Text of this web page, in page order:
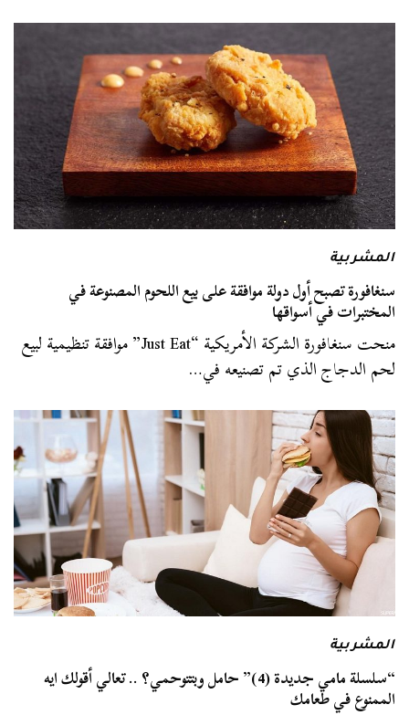
المشربية
سنغافورة تصبح أول دولة موافقة على بيع اللحوم المصنوعة في
المختبرات في أسواقها
منحت سنغافورة الشركة الأمريكية “Just Eat” موافقة تنظيمية لبيع
لحم الدجاج الذي تم تصنيعه في…
المشربية
“سلسلة مامي جديدة (4)” حامل وبتتوحمي؟ .. تعالي أقولك ايه
الممنوع في طعامك